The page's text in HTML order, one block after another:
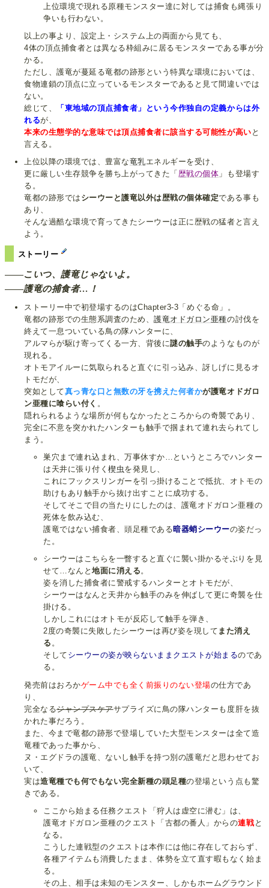
上位環境で現れる原種モンスター達に対しては捕食も縄張り
争いも行わない。
以上の事より、設定上・システム上の両面から見ても、
4体の頂点捕食者とは異なる枠組みに居るモンスターである事が分
かる。
ただし、護竜が蔓延る竜都の跡形という特異な環境においては、
食物連鎖の頂点に立っているモンスターであると見て間違いでは
ない。
総じて、
「東地域の頂点捕食者」という今作独自の定義からは外
れるが、
本来の生態学的な意味では頂点捕食者に該当する可能性が高い と
言える。
上位以降の環境では、豊富な竜乳エネルギーを受け、
更に厳しい生存競争を勝ち上がってきた「 歴戦の個体 」も登場す
る。
竜都の跡形では シーウーと護竜以外は歴戦の個体確定である事も
あり、
そんな過酷な環境で育ってきたシーウーは正に歴戦の猛者と言え
よう。
ストーリー
こいつ、護竜じゃないよ。
護竜の捕食者…！
ストーリー中で初登場するのはChapter3-3「めぐる命」。
竜都の跡形での生態系調査のため、護竜オドガロン亜種の討伐を
終えて一息ついている鳥の隊ハンターに、
アルマらが駆け寄ってくる一方、背後に謎の触手のようなものが
現れる。
オトモアイルーに気取られると直ぐに引っ込み、訝しげに見るオ
トモだが、
突如として真っ青な口と無数の牙を携えた何者かが護竜オドガロ
ン亜種に喰らい付く 。
隠れられるような場所が何もなかったところからの奇襲であり、
完全に不意を突かれたハンターも触手で掴まれて連れ去られてし
まう。
巣穴まで連れ込まれ、万事休すか…というところでハンター
は天井に張り付く楔虫を発見し、
これにフックスリンガーを引っ掛けることで抵抗、オトモの
助けもあり触手から抜け出すことに成功する。
そしてそこで目の当たりにしたのは、護竜オドガロン亜種の
死体を飲み込む、
護竜ではない捕食者、頭足種である暗器蛸シーウーの姿だっ
た。
シーウーはこちらを一瞥すると直ぐに襲い掛かるそぶりを見
せて…なんと地面に消える。
姿を消した捕食者に警戒するハンターとオトモだが、
シーウーはなんと天井から触手のみを伸ばして更に奇襲を仕
掛ける。
しかしこれにはオトモが反応して触手を弾き、
2度の奇襲に失敗したシーウーは再び姿を現して また消え
る 。
そして シーウーの姿が映らないままクエストが始まるのであ
る。
発売前はおろかゲーム中でも全く前振りのない登場の仕方であ
り、
完全なるジャンプスケアサプライズに鳥の隊ハンターも度肝を抜
かれた事だろう。
また、今まで竜都の跡形で登場していた大型モンスターは全て造
竜種であった事から、
ヌ・エグドラの護竜、ないし触手を持つ別の護竜だと思わせてお
いて、
実は造竜種でも何でもない完全新種の頭足種の登場という点も驚
きである。
ここから始まる任務クエスト「狩人は虚空に潜む」は、
護竜オドガロン亜種のクエスト「古都の番人」からの連戦 と
なる。
こうした連戦型のクエストは本作には他に存在しておらず、
各種アイテムも消費したまま、体勢を立て直す暇もなく始ま
る。
その上、相手は未知のモンスター、しかもホームグラウンド